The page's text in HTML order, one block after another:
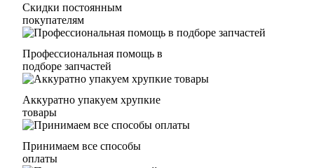
Скидки постоянным
покупателям
Профессиональная помощь в
подборе запчастей
Аккуратно упакуем хрупкие
товары
Принимаем все способы
оплаты